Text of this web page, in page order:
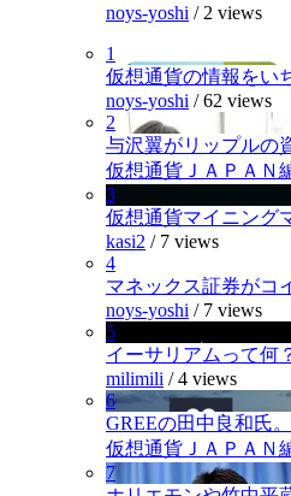
noys-yoshi / 2 views
1
仮想通貨の情報をい
noys-yoshi /62 views
2
与沢翼がリップルの
仮想通貨ＪＡＰＡＮ
3
仮想通貨マイニング
kasi2 / 7 views
4
マネックス証券がコ
noys-yoshi / 7 views
5
イーサリアムって何
milimili /4 views
6
GREEの田中良和氏
仮想通貨ＪＡＰＡＮ
7